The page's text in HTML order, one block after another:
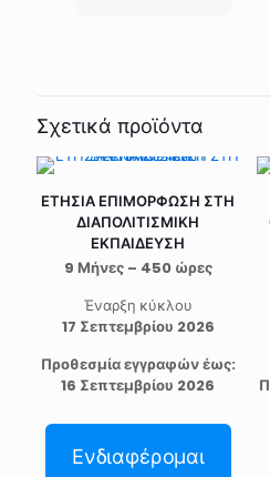
Σχετικά προϊόντα
ΕΤΗΣΙΑ ΕΠΙΜΟΡΦΩΣΗ ΣΤΗ
ΔΙΑΠΟΛΙΤΙΣΜΙΚΗ
ΕΚΠΑΙΔΕΥΣΗ
9 Μήνες – 450 ώρες
Έναρξη κύκλου
17 Σεπτεμβρίου 2026
Προθεσμία εγγραφών έως:
16 Σεπτεμβρίου 2026
Ενδιαφέρομαι